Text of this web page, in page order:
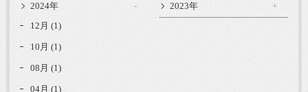
2024年
12月 (1)
10月 (1)
08月 (1)
04月 (1)
2023年